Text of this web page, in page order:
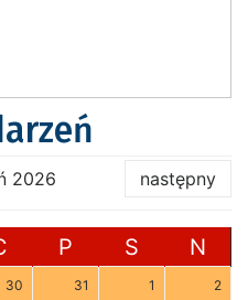
2026 następny
P S N
30 31 1 2